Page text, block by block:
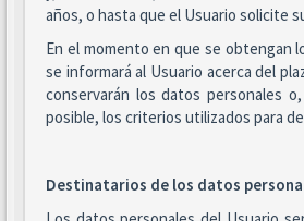
años, o hasta que el Usuario solicite
En el momento en que se obtengan
se informará al Usuario acerca del
conservarán los datos personales
posible, los criterios utilizados para
Destinatarios de los datos